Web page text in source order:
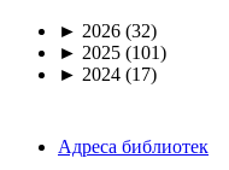
► 2026 (32)
► 2025 (101)
► 2024 (17)
Адреса библиотек